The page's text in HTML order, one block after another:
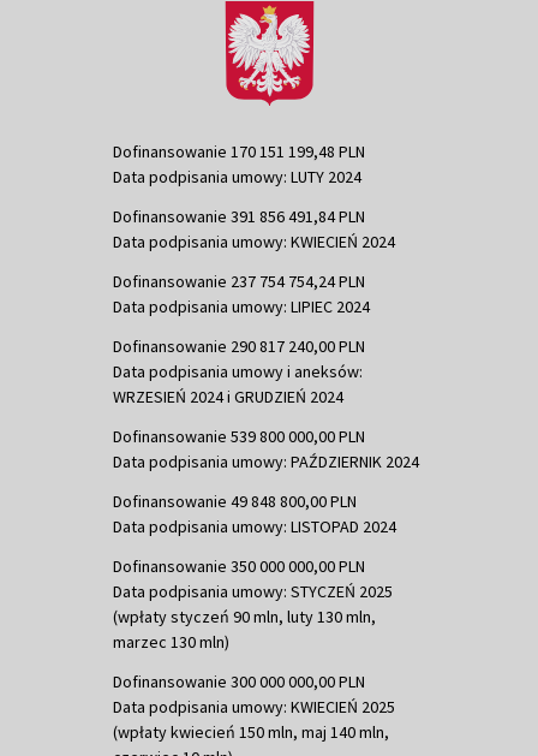
Dofinansowanie 170 151 199,48 PLN
Data podpisania umowy: LUTY 2024
Dofinansowanie 391 856 491,84 PLN
Data podpisania umowy: KWIECIEŃ 2024
Dofinansowanie 237 754 754,24 PLN
Data podpisania umowy: LIPIEC 2024
Dofinansowanie 290 817 240,00 PLN
Data podpisania umowy i aneksów:
WRZESIEŃ 2024 i GRUDZIEŃ 2024
Dofinansowanie 539 800 000,00 PLN
Data podpisania umowy: PAŹDZIERNIK 2024
Dofinansowanie 49 848 800,00 PLN
Data podpisania umowy: LISTOPAD 2024
Dofinansowanie 350 000 000,00 PLN
Data podpisania umowy: STYCZEŃ 2025
(wpłaty styczeń 90 mln, luty 130 mln,
marzec 130 mln)
Dofinansowanie 300 000 000,00 PLN
Data podpisania umowy: KWIECIEŃ 2025
(wpłaty kwiecień 150 mln, maj 140 mln,